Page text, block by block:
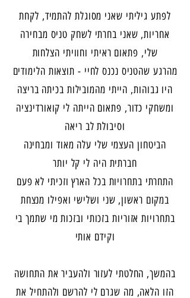
לפתע גיליתי שאני מסוגלת להתמיד, לקחת
אחריות, שאני בחרתי לשחק טניס מבחירה
שלי, פתאום ראיתי וחוויתי הצלחות
מהרגע שהטניס נכנס לחיי - תוצאות הלימודים
היו גבוהות, הייתי מהמובילות בכיתה בריצה
ומשחקי כדור, פתאום הייתה לי קואורדינציה
וסיבולת לב ריאה
הביטחון העצמי שלי עלה מאוד ומבחינה
חברתית היה לי קל יותר
התחרתי בתחרויות בכל הארץ וזכיתי לא פעם
במקום ראשון, שני ושלישי ואפילו מנצחת
בתחרויות אזוריות בזכותי ובזכות מי שתמך בי
וקידם אותי
בהמשך, החלטתי לעזור ולהעביר את התחושה
הזו הלאה, מה שגרם לי להרשם ולהתחיל את